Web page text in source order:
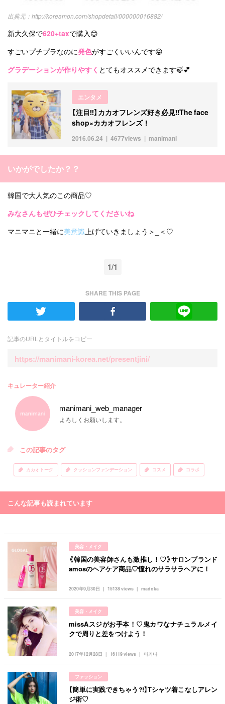
http://koreamon.com/shopdetail/000000016882/
新大久保で620+taxで購入😊
すごいプチプラなのに発色がすごくいいんです😝
グラデーションが作りやすく とてもオススメできます🍃💕
エンタメ
2016.06.24 manimani
4677views
【注目‼︎】カカオフレンズ好き必見‼︎The face
shop×カカオフレンズ！
いかがでしたか？？
韓国で大人気のこの商品♡
みなさんもぜひチェックしてくださいね
マニマニと一緒に美意識 上げていきましょう＞_＜♡
1/1
SHARE THIS PAGE
記事のURLとタイトルをコピー
https://manimani-korea.net/presentjini/
キュレーター紹介
manimani_web_manager
よろしくお願いします。
この記事のタグ
カカオトーク クッションファンデーション コスメ コラボ
こんな記事も読まれています
美容・メイク
2020年9月30日 madoka
15138 views
《韓国の美容師さんも激推し！♡》サロンブランド
amosのヘアケア商品♡憧れのサラサラヘアに！
美容・メイク
2017年12月28日 마키나
16119 views
missAスジがお手本！♡鬼カワなナチュラルメイ
クで周りと差をつけよう！
ファッション
【簡単に実践できちゃう⁈】Tシャツ着こなしアレン
ジ術♡